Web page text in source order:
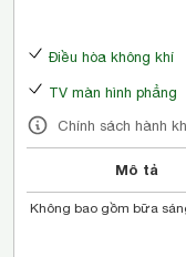
Điều hòa không khí
TV màn hình phẳng
Chính sách hành
Mô tả
Không bao gồm bữa